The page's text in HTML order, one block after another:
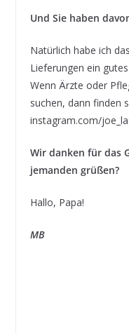
Und Sie haben
Natürlich habe ich
Lieferungen ein
Wenn Ärzte oder
suchen, dann finden
instagram.com/
Wir danken für das
jemanden grüßen?
Hallo, Papa!
MB